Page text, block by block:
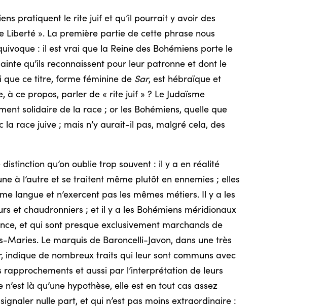
pratiquent le rite juif et qu’il pourrait y avoir des
Liberté ». La première partie de cette phrase nous
: il est vrai que la Reine des Bohémiens porte le
qu’ils reconnaissent pour leur patronne et dont le
que ce titre, forme féminine de Sar, est hébraïque et
à ce propos, parler de « rite juif » ? Le Judaïsme
solidaire de la race ; or les Bohémiens, quelle que
race juive ; mais n’y aurait-il pas, malgré cela, des
qu’on oublie trop souvent : il y a en réalité
à l’autre et se traitent même plutôt en ennemies ; elles
langue et n’exercent pas les mêmes métiers. Il y a les
et chaudronniers ; et il y a les Bohémiens méridionaux
et qui sont presque exclusivement marchands de
Maries. Le marquis de Baroncelli-Javon, dans une très
, indique de nombreux traits qui leur sont communs avec
rapprochements et aussi par l’interprétation de leurs
là qu’une hypothèse, elle est en tout cas assez
nulle part, et qui n’est pas moins extraordinaire :